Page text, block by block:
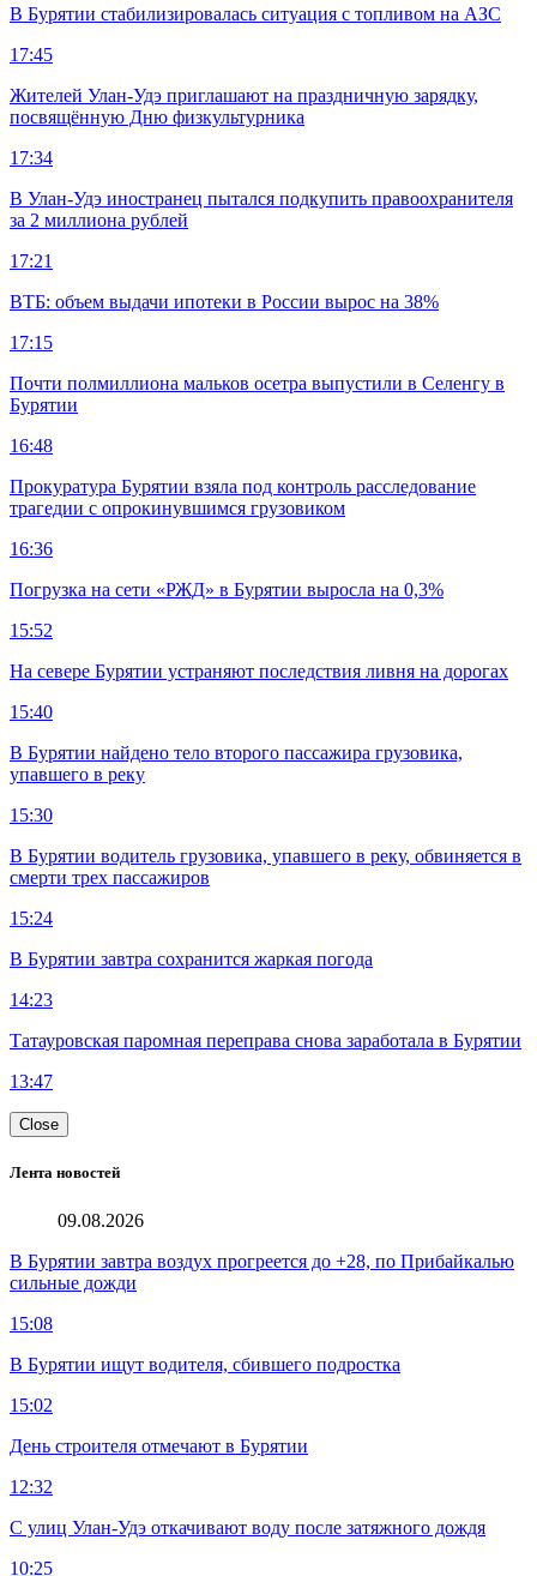
В Бурятии стабилизировалась ситуация с топливом на АЗС
17:45
Жителей Улан-Удэ приглашают на праздничную зарядку,
посвящённую Дню физкультурника
17:34
В Улан-Удэ иностранец пытался подкупить правоохранителя
за 2 миллиона рублей
17:21
ВТБ: объем выдачи ипотеки в России вырос на 38%
17:15
Почти полмиллиона мальков осетра выпустили в Селенгу в
Бурятии
16:48
Прокуратура Бурятии взяла под контроль расследование
трагедии с опрокинувшимся грузовиком
16:36
Погрузка на сети «РЖД» в Бурятии выросла на 0,3%
15:52
На севере Бурятии устраняют последствия ливня на дорогах
15:40
В Бурятии найдено тело второго пассажира грузовика,
упавшего в реку
15:30
В Бурятии водитель грузовика, упавшего в реку, обвиняется в
смерти трех пассажиров
15:24
В Бурятии завтра сохранится жаркая погода
14:23
Татауровская паромная переправа снова заработала в Бурятии
13:47
Close
Лента новостей
09.08.2026
В Бурятии завтра воздух прогреется до +28, по Прибайкалью
сильные дожди
15:08
В Бурятии ищут водителя, сбившего подростка
15:02
День строителя отмечают в Бурятии
12:32
С улиц Улан-Удэ откачивают воду после затяжного дождя
10:25